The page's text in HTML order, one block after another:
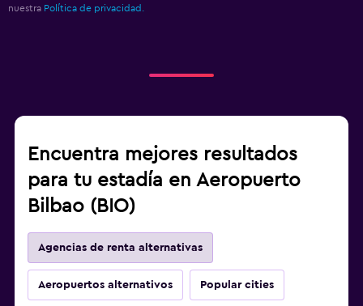
nuestra Política de privacidad.
Encuentra mejores resultados
para tu estadía en Aeropuerto
Bilbao (BIO)
Agencias de renta alternativas
Aeropuertos alternativos Popular cities